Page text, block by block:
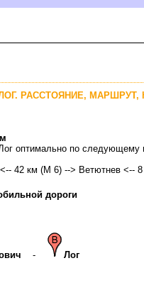
РАССТОЯНИЕ, МАРШРУТ,
оптимально по следующему
42 км (М 6) --> Ветютнев <--
дороги
- Ло